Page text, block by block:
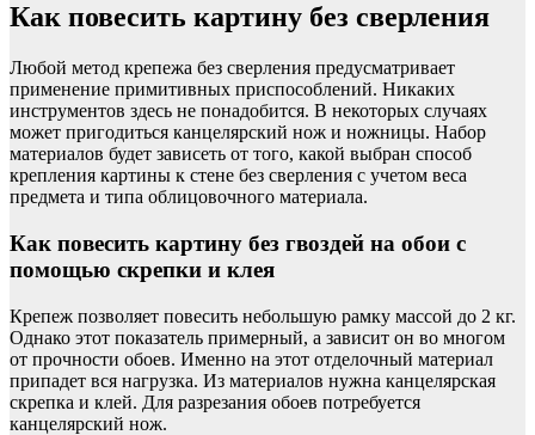
Как повесить картину без сверления
Любой метод крепежа без сверления предусматривает
применение примитивных приспособлений. Никаких
инструментов здесь не понадобится. В некоторых случаях
может пригодиться канцелярский нож и ножницы. Набор
материалов будет зависеть от того, какой выбран способ
крепления картины к стене без сверления с учетом веса
предмета и типа облицовочного материала.
Как повесить картину без гвоздей на обои с
помощью скрепки и клея
Крепеж позволяет повесить небольшую рамку массой до 2 кг.
Однако этот показатель примерный, а зависит он во многом
от прочности обоев. Именно на этот отделочный материал
припадет вся нагрузка. Из материалов нужна канцелярская
скрепка и клей. Для разрезания обоев потребуется
канцелярский нож.